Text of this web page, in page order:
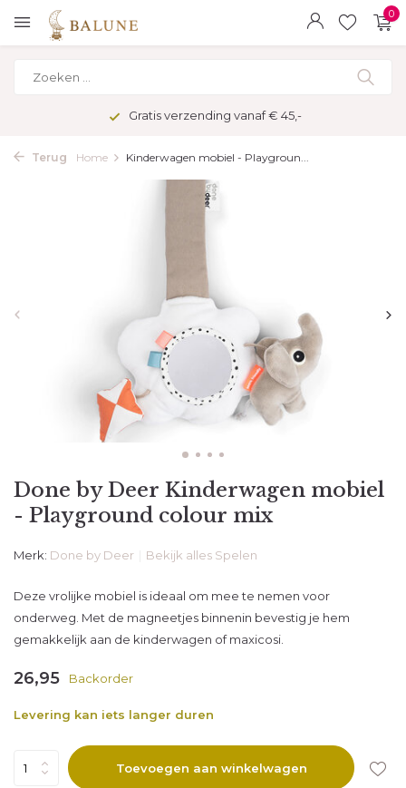
0
Gratis verzending vanaf € 45,-
Terug Home Kinderwagen mobiel - Playgroun...
Done by Deer Kinderwagen mobiel
- Playground colour mix
Merk: Done by Deer Bekijk alles Spelen
Deze vrolijke mobiel is ideaal om mee te nemen voor
onderweg. Met de magneetjes binnenin bevestig je hem
gemakkelijk aan de kinderwagen of maxicosi.
26,95 Backorder
Levering kan iets langer duren
Toevoegen aan winkelwagen